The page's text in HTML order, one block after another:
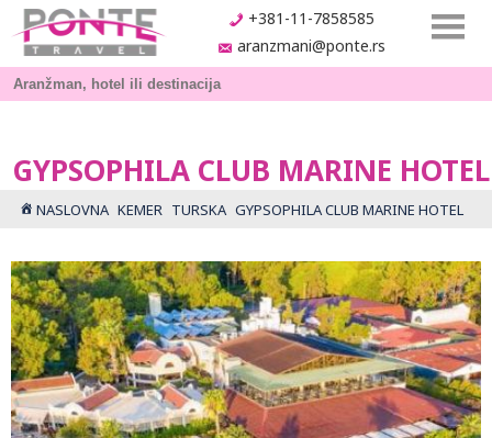
+381-11-7858585
aranzmani@ponte.rs
GYPSOPHILA CLUB MARINE HOTEL
NASLOVNA KEMER TURSKA GYPSOPHILA CLUB MARINE HOTEL